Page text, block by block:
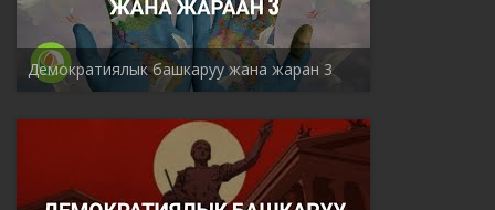
Демократиялык башкаруу жана жаран 3